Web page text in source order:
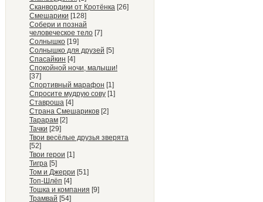
Сканвордики от Кротёнка [26]
Смешарики [128]
Собери и познай
человеческое тело [7]
Солнышко [19]
Солнышко для друзей [5]
Спасайкин [4]
Спокойной ночи, малыши!
[37]
Спортивный марафон [1]
Спросите мудрую сову [1]
Ставроша [4]
Страна Смешариков [2]
Тарарам [2]
Тачки [29]
Твои весёлые друзья зверята
[52]
Твои герои [1]
Тигра [5]
Том и Джерри [51]
Топ-Шлёп [4]
Тошка и компания [9]
Трамвай [54]